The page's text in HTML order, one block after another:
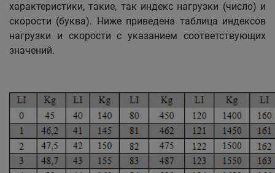
характеристики, такие, так индекс нагрузки (число) и
скорости (буква). Ниже приведена таблица индексов
нагрузки и скорости с указанием соответствующих
значений.